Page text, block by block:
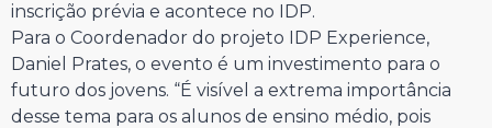
inscrição prévia e acontece no IDP.
Para o Coordenador do projeto IDP Experience,
Daniel Prates, o evento é um investimento para o
futuro dos jovens. “É visível a extrema importância
desse tema para os alunos de ensino médio, pois